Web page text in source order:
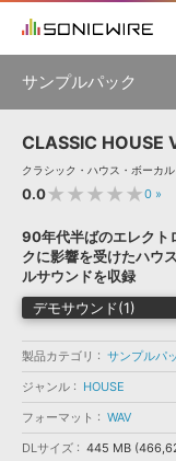
ソフト音源 »
プラグイン・エフ
サンプルパック »
ソフトウェア／ツ
DAW »
キャンペーン »
特集 »
ニュースレター »
SONICWIREブロ
製品サポート情報
DTMガイド »
FAQ »
初音ミク NT 鏡音
KAITO V3
VIENNA
EZ
サンプルパックを
ELECTRONICA
ソフト音源 プ
ソフトウェア／
サンプルパック
製品一覧
ジャンル
メーカー
フォーマット
CLASSIC HOUSE
クラシック・ハウス・ボーカ
0.0★★★★★0 »
90年代半ばのエレクト
クに影響を受けたハウ
ルサウンドを収録
デモサウンド(1)
製品カテゴリ
サンプルパ
ジャンル
HOUSE
フォーマット
WAV
DLサイズ
445 MB